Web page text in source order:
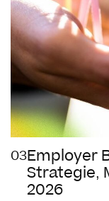
03Employer
Strategie,
2026